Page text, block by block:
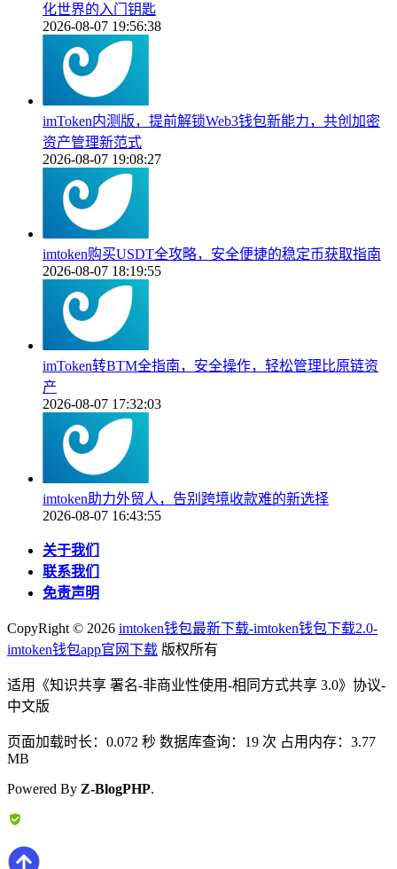
化世界的入门钥匙
2026-08-07 19:56:38
imToken内测版，提前解锁Web3钱包新能力，共创加密
资产管理新范式
2026-08-07 19:08:27
imtoken购买USDT全攻略，安全便捷的稳定币获取指南
2026-08-07 18:19:55
imToken转BTM全指南，安全操作，轻松管理比原链资
产
2026-08-07 17:32:03
imtoken助力外贸人，告别跨境收款难的新选择
2026-08-07 16:43:55
关于我们
联系我们
免责声明
CopyRight © 2026 imtoken钱包最新下载-imtoken钱包下载2.0-
imtoken钱包app官网下载 版权所有
适用《知识共享 署名-非商业性使用-相同方式共享 3.0》协议-
中文版
页面加载时长：0.072 秒 数据库查询：19 次 占用内存：3.77
MB
Powered By Z-BlogPHP.